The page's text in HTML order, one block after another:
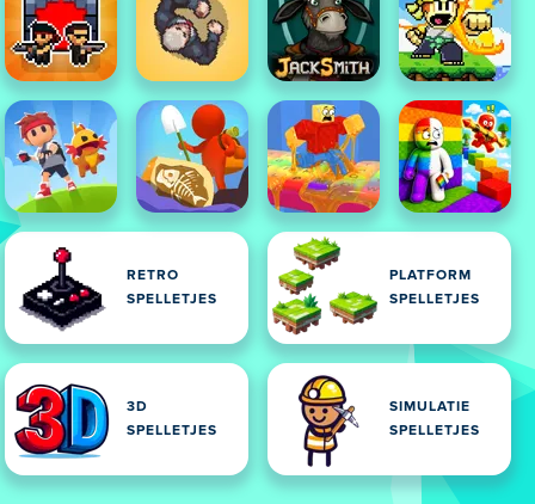
RETRO
SPELLETJES
PLATFORM
SPELLETJES
3D
SPELLETJES
SIMULATIE
SPELLETJES